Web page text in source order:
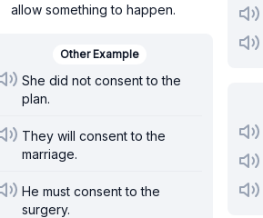
allow something to happen.
Other Example
She did not consent to the
plan.
They will consent to the
marriage.
He must consent to the
surgery.